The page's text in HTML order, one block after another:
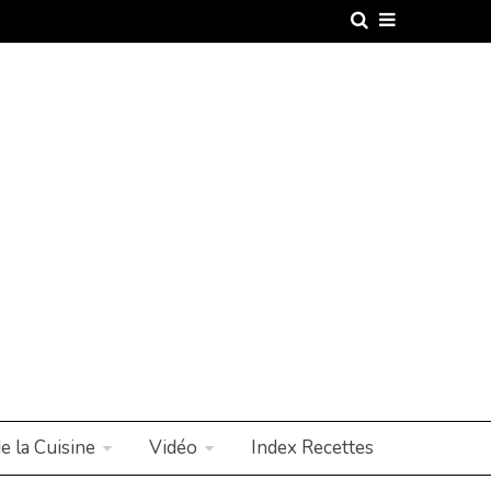
la Cuisine Vidéo Index Recettes